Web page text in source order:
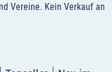
Vereine. Kein Verkauf an